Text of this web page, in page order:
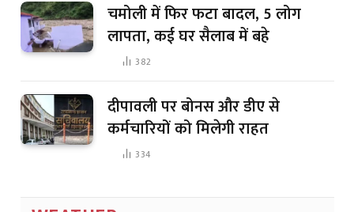
चमोली में फिर फटा बादल, 5 लोग
लापता, कई घर सैलाब में बहे
382
दीपावली पर बोनस और डीए से
कर्मचारियों को मिलेगी राहत
334